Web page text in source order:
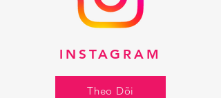
INSTAGRAM
Theo Dõi